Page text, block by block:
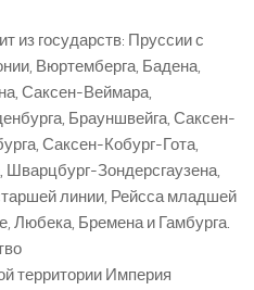
из государств: Пруссии с
Вюртемберга, Бадена,
Саксен-Веймара,
Брауншвейга, Саксен-
Саксен-Кобург-Гота,
Зондерсгаузена,
линии, Рейсса младшей
Любека, Бремена и Гамбурга.
территории Империя